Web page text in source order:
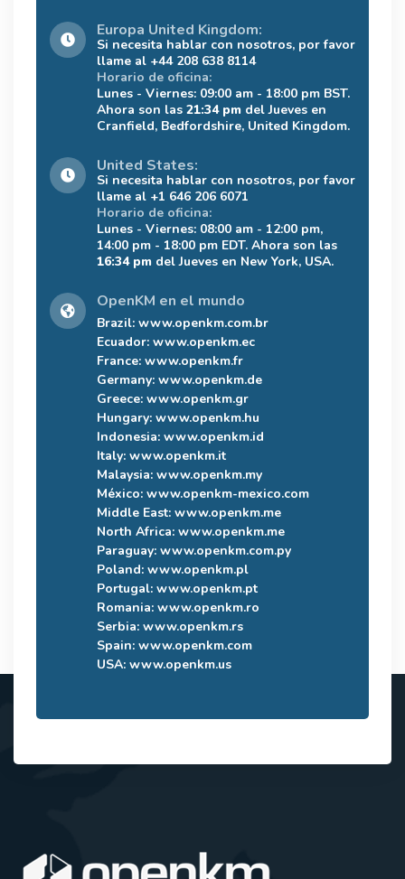
Europa United Kingdom:
Si necesita hablar con nosotros, por favor
llame al +44 208 638 8114
Horario de oficina:
Lunes - Viernes: 09:00 am - 18:00 pm BST.
Ahora son las 21:34 pm del Jueves en
Cranfield, Bedfordshire, United Kingdom.
United States:
Si necesita hablar con nosotros, por favor
llame al +1 646 206 6071
Horario de oficina:
Lunes - Viernes: 08:00 am - 12:00 pm,
14:00 pm - 18:00 pm EDT. Ahora son las
16:34 pm del Jueves en New York, USA.
OpenKM en el mundo
Brazil: www.openkm.com.br
Ecuador: www.openkm.ec
France: www.openkm.fr
Germany: www.openkm.de
Greece: www.openkm.gr
Hungary: www.openkm.hu
Indonesia: www.openkm.id
Italy: www.openkm.it
Malaysia: www.openkm.my
México: www.openkm-mexico.com
Middle East: www.openkm.me
North Africa: www.openkm.me
Paraguay: www.openkm.com.py
Poland: www.openkm.pl
Portugal: www.openkm.pt
Romania: www.openkm.ro
Serbia: www.openkm.rs
Spain: www.openkm.com
USA: www.openkm.us